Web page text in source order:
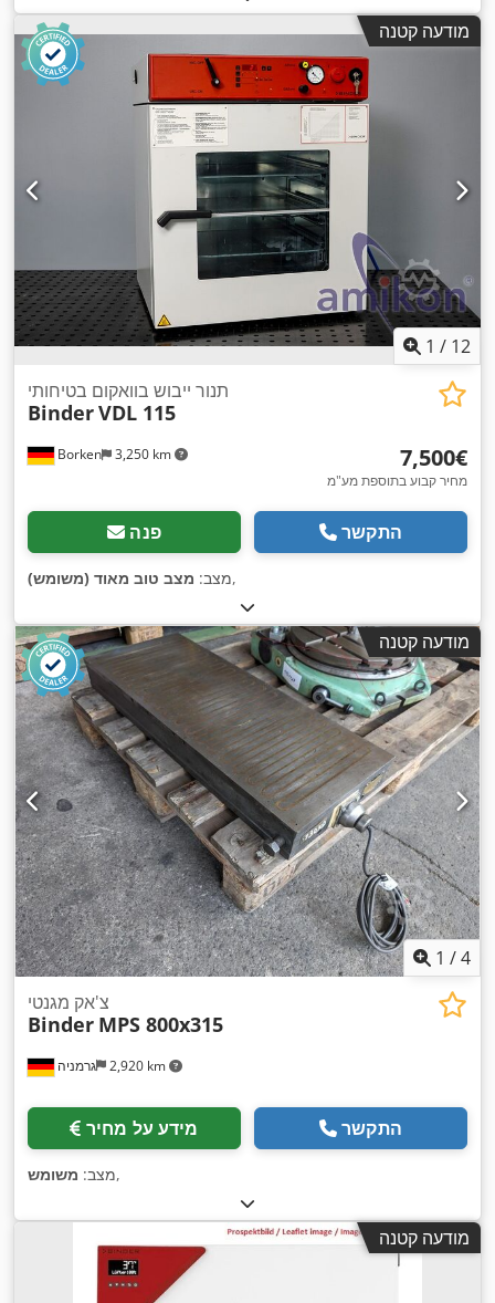
מודעה קטנה
1 / 12
Borken 3,250 km
תנור ייבוש בוואקום בטיחותי
BinderVDL 115
‏7,500 ‏€
מחיר קבוע בתוספת מע"מ
פנה התקשר
מצב: מצב טוב מאוד (משומש) ,
מודעה קטנה
1 /4
גרמניה 2,920 km
צ'אק מגנטי
Binder MPS 800x315
מידע על מחיר התקשר
מצב: משומש ,
מודעה קטנה